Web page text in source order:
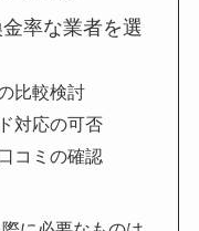
率な業者を選
比較検討
対応の可否
コミの確認